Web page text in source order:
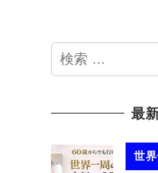
検
索
最
世